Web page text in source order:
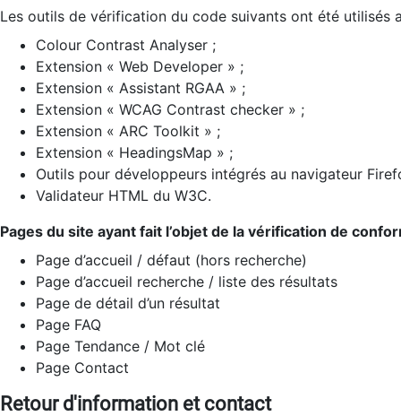
Les outils de vérification du code suivants ont été utilisés
Colour Contrast Analyser ;
Extension « Web Developer » ;
Extension « Assistant RGAA » ;
Extension « WCAG Contrast checker » ;
Extension « ARC Toolkit » ;
Extension « HeadingsMap » ;
Outils pour développeurs intégrés au navigateur
Validateur HTML du W3C.
Pages du site ayant fait l’objet de la vérification de
Page d’accueil / défaut (hors recherche)
Page d’accueil recherche / liste des résultats
Page de détail d’un résultat
Page FAQ
Page Tendance / Mot clé
Page Contact
Retour d'information et contact